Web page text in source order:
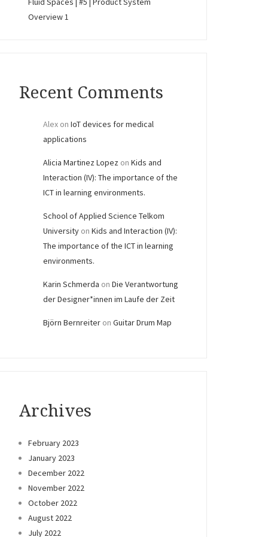
Overview 1
Recent Comments
Alex on IoT devices for medical
applications
Alicia Martinez Lopez on Kids and
Interaction (IV): The importance of the
ICT in learning environments.
School of Applied Science Telkom
University on Kids and Interaction (IV):
The importance of the ICT in learning
environments.
Karin Schmerda on Die Verantwortung
der Designer*innen im Laufe der Zeit
Björn Bernreiter on Guitar Drum Map
Archives
February 2023
January 2023
December 2022
November 2022
October 2022
August 2022
July 2022